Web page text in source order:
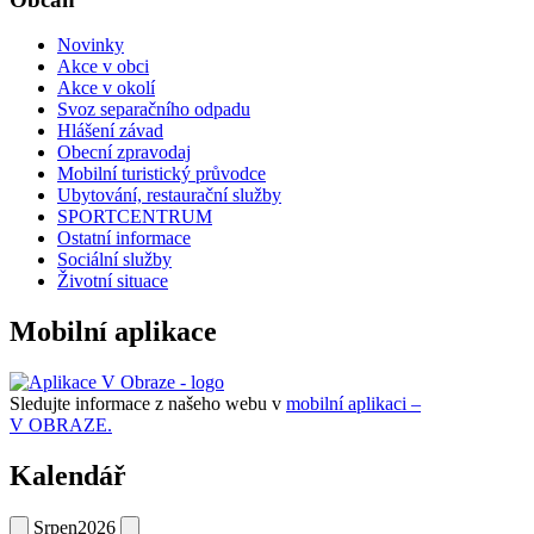
Novinky
Akce v obci
Akce v okolí
Svoz separačního odpadu
Hlášení závad
Obecní zpravodaj
Mobilní turistický průvodce
Ubytování, restaurační služby
SPORTCENTRUM
Ostatní informace
Sociální služby
Životní situace
Mobilní aplikace
Sledujte informace z našeho webu v mobilní aplikaci –
V OBRAZE.
Kalendář
Srpen2026